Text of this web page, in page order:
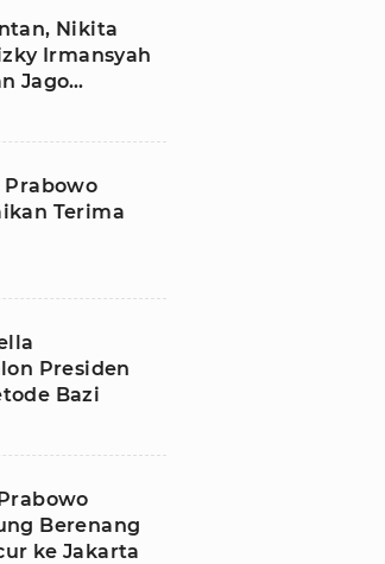
Nikita
Irmansyah
Jago
Prabowo
Terima
Presiden
Bazi
Berenang
ke Jakarta